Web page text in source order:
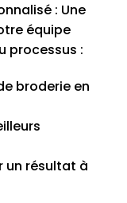
: Une
équipe
processus :
broderie en
un résultat à